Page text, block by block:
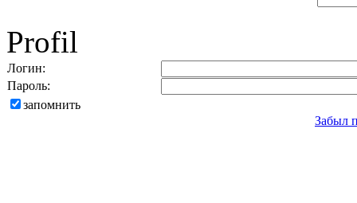
Profil
Логин:
Пароль:
запомнить
Забыл